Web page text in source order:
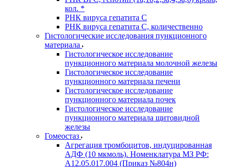
кол. *
РНК вируса гепатита C
РНК вируса гепатита C, количественно
Гистологические исследования пункционного
материала
Гистологическое исследование
пункционного материала молочной железы
Гистологическое исследование
пункционного материала печени
Гистологическое исследование
пункционного материала почек
Гистологическое исследование
пункционного материала щитовидной
железы
Гомеостаз
Агрегация тромбоцитов, индуцированная
АДФ (10 мкмоль). Номенклатура МЗ РФ:
A12.05.017.004 (Приказ №804н)